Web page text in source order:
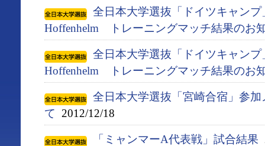
全日本大学選抜「ドイツキャンプ
Hoffenhelm トレーニングマッチ結果のお
全日本大学選抜「ドイツキャンプ
Hoffenhelm トレーニングマッチ結果のお
全日本大学選抜「宮崎合宿」参
て 2012/12/18
「ミャンマーA代表戦」試合結果